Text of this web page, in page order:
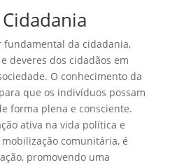
fundamental da cidadania,
deveres dos cidadãos em
O conhecimento da
que os indivíduos possam
forma plena e consciente.
ativa na vida política e
comunitária, é
promovendo uma